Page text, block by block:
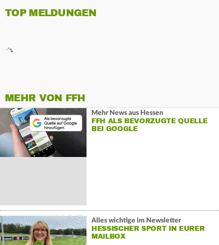
TOP MELDUNGEN
MEHR VON FFH
Mehr News aus Hessen
FFH ALS BEVORZUGTE QUELLE
BEI GOOGLE
Alles wichtige im Newsletter
HESSISCHER SPORT IN EURER
MAILBOX